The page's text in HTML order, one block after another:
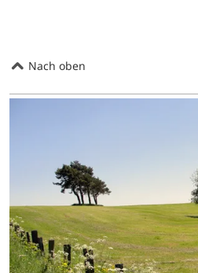
Nach oben